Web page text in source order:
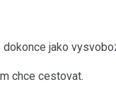
jako
chce cestovat.